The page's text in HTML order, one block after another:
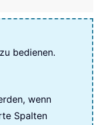
bedienen.
wenn
Spalten